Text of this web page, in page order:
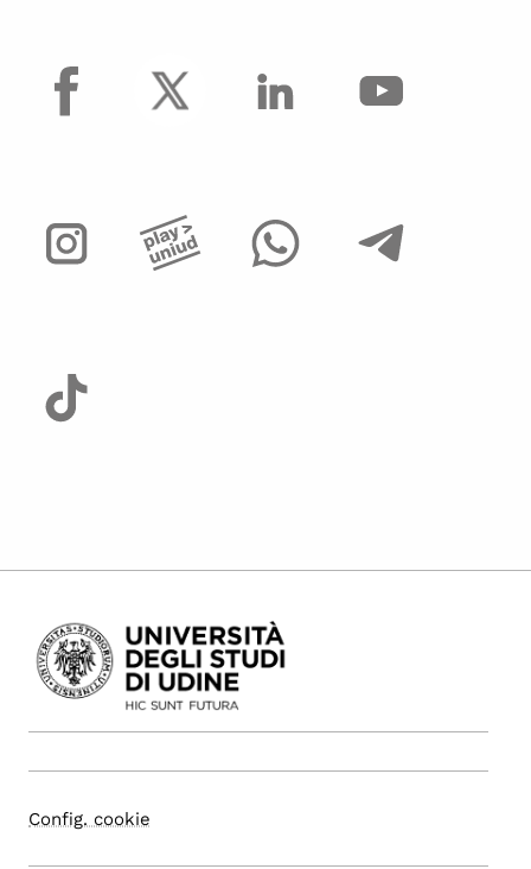
facebook
Config. cookie